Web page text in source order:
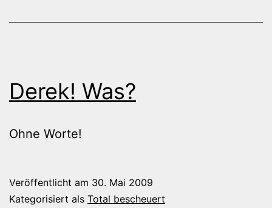
Derek! Was?
Ohne Worte!
Veröffentlicht am 30. Mai 2009
Kategorisiert als Total bescheuert